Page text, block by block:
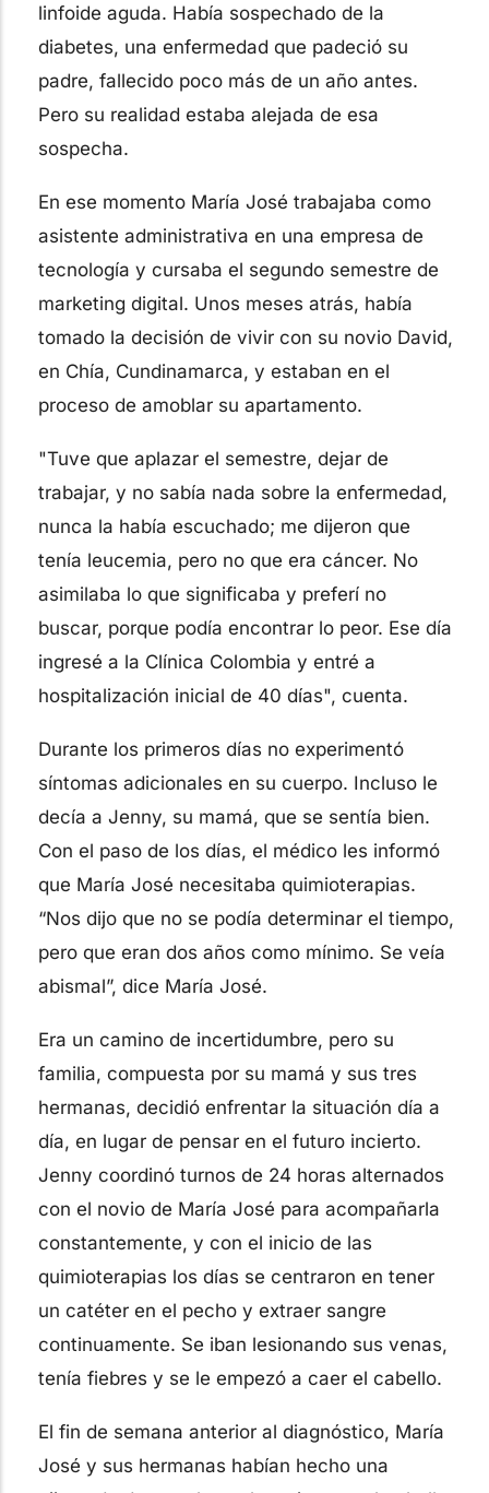
linfoide aguda. Había sospechado de la
diabetes, una enfermedad que padeció su
padre, fallecido poco más de un año antes.
Pero su realidad estaba alejada de esa
sospecha.
En ese momento María José trabajaba como
asistente administrativa en una empresa de
tecnología y cursaba el segundo semestre de
marketing digital. Unos meses atrás, había
tomado la decisión de vivir con su novio David,
en Chía, Cundinamarca, y estaban en el
proceso de amoblar su apartamento.
"Tuve que aplazar el semestre, dejar de
trabajar, y no sabía nada sobre la enfermedad,
nunca la había escuchado; me dijeron que
tenía leucemia, pero no que era cáncer. No
asimilaba lo que significaba y preferí no
buscar, porque podía encontrar lo peor. Ese día
ingresé a la Clínica Colombia y entré a
hospitalización inicial de 40 días", cuenta.
Durante los primeros días no experimentó
síntomas adicionales en su cuerpo. Incluso le
decía a Jenny, su mamá, que se sentía bien.
Con el paso de los días, el médico les informó
que María José necesitaba quimioterapias.
“Nos dijo que no se podía determinar el tiempo,
pero que eran dos años como mínimo. Se veía
abismal”, dice María José.
Era un camino de incertidumbre, pero su
familia, compuesta por su mamá y sus tres
hermanas, decidió enfrentar la situación día a
día, en lugar de pensar en el futuro incierto.
Jenny coordinó turnos de 24 horas alternados
con el novio de María José para acompañarla
constantemente, y con el inicio de las
quimioterapias los días se centraron en tener
un catéter en el pecho y extraer sangre
continuamente. Se iban lesionando sus venas,
tenía fiebres y se le empezó a caer el cabello.
El fin de semana anterior al diagnóstico, María
José y sus hermanas habían hecho una